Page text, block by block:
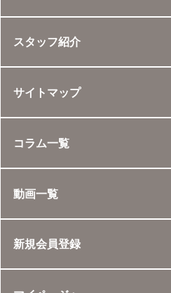
スタッフ紹介
サイトマップ
コラム一覧
動画一覧
新規会員登録